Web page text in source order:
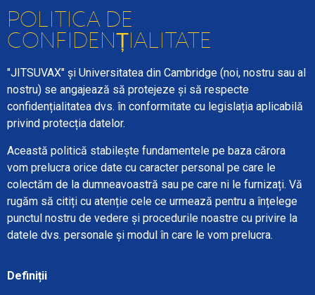
POLITICA DE
CONFIDENȚIALITATE
"JITSUVAX" și Universitatea din Cambridge (noi, nostru sau al
nostru) se angajează să protejeze și să respecte
confidențialitatea dvs. în conformitate cu legislația aplicabilă
privind protecția datelor.
Această politică stabilește fundamentele pe baza cărora
vom prelucra orice date cu caracter personal pe care le
colectăm de la dumneavoastră sau pe care ni le furnizați. Vă
rugăm să citiți cu atenție cele ce urmează pentru a înțelege
punctul nostru de vedere și procedurile noastre cu privire la
datele dvs. personale și modul în care le vom prelucra.
Definiții